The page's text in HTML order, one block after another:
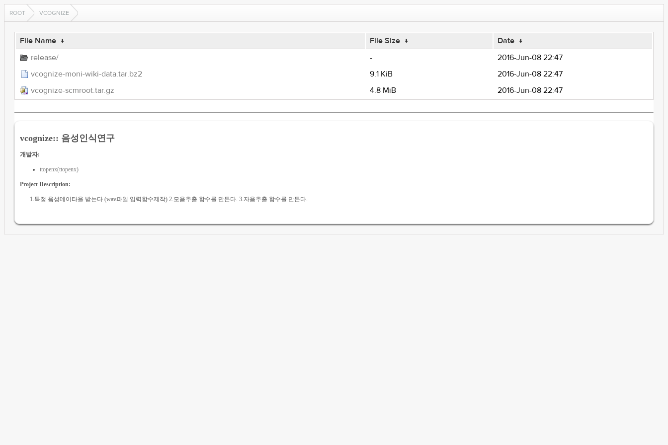
ROOT VCOGNIZE
File Name ↓ File Size ↓ Date ↓
release/
-
2016-Jun-08 22:47
vcognize-moni-wiki-data.tar.bz2
9.1 KiB
2016-Jun-08 22:47
vcognize-scmroot.tar.gz
4.8 MiB 2016-Jun-08 22:47
vcognize:: 음성인식연구
개발자:
ttopenx(ttopenx)
Project Description:
1.특정 음성데이타을 받는다 (wav파일 입력함수제작) 2.모음추출 함수를 만든다. 3.자음추출 함수를 만든다.